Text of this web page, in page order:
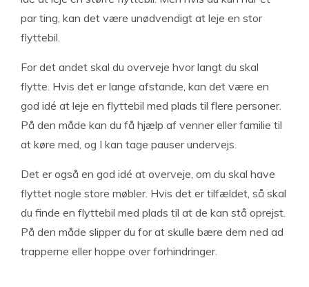
par ting, kan det være unødvendigt at leje en stor
flyttebil.
For det andet skal du overveje hvor langt du skal
flytte. Hvis det er lange afstande, kan det være en
god idé at leje en flyttebil med plads til flere personer.
På den måde kan du få hjælp af venner eller familie til
at køre med, og I kan tage pauser undervejs.
Det er også en god idé at overveje, om du skal have
flyttet nogle store møbler. Hvis det er tilfældet, så skal
du finde en flyttebil med plads til at de kan stå oprejst.
På den måde slipper du for at skulle bære dem ned ad
trapperne eller hoppe over forhindringer.